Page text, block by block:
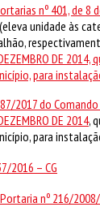
nº 401, de 8
(eleva unidade às
DE
para
2017 do Comando
DE 2014,
para
2016 – CG
nº 216/2008/